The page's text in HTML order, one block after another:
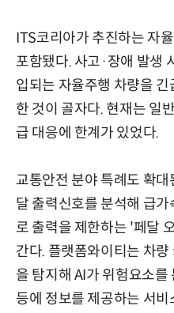
ITS코리아가 추진하는 자
포함됐다. 사고·장애 발생
입되는 자율주행 차량을
한 것이 골자다. 현재는 일
급 대응에 한계가 있었다.
교통안전 분야 특례도 확
달 출력신호를 분석해 급
로 출력을 제한하는 '페달
간다. 플랫폼와이티는 차
을 탐지해 AI가 위험요소를
등에 정보를 제공하는 서